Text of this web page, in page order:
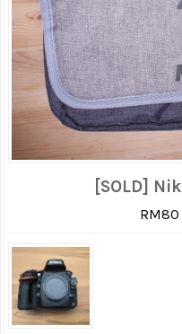
[SOLD]
RM80